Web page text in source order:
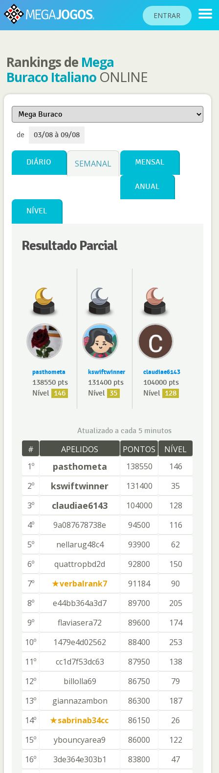
ENTRAR
RANKINGS
TORNEIOS
COMUNIDADE
BLOG
AJUDA
PASSAPORTE
JOGAR
Idioma do site
Rankings de Mega
Buraco Italiano ONLINE
de 03/08 à 09/08
DIÁRIO SEMANAL MENSAL
ANUAL
NÍVEL
Resultado Parcial
pasthometa
138550 pts
Nível 146
kswiftwinner
131400 pts
Nível 35
claudiae6143
104000 pts
Nível 128
Atualizado a cada 5 minutos
# APELIDOS PONTOS
NÍVEL
1º
pasthometa 138550
146
2º
kswiftwinner 131400
35
3º
claudiae6143 104000
128
4º
9a087678738e 94500
116
5º
nellarug48c4 93900
62
6º
quattropbd2d 92800
150
7º
verbalrank7 91184
90
8º
e44bb364a3d7 89700
205
9º
flaviasera72 89600
174
10º
1479e4d02562 88400
253
11º
cc1d7f53dc63 87950
138
12º
billolla69 86750
79
13º
giannazambon 86300
187
14º
sabrinab34cc 86150
26
15º
ybouncyarea9 86000
122
16º
3de364e303b1 83800
47